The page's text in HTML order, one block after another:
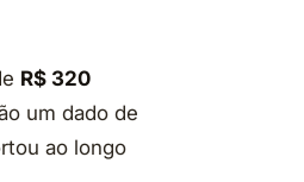
R$ 320
um dado de
ao longo